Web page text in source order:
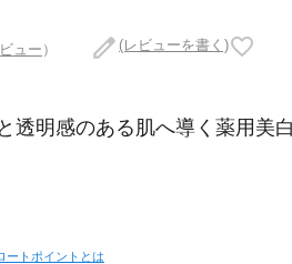
Anitto
デ・オウ
ュー ） (レビューを書く)
透明感のある肌へ導く薬用美
ートポイントとは